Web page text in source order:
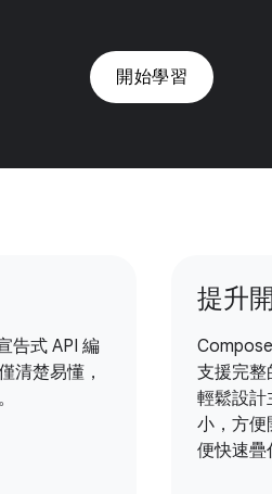
開始學習
告式 API 編
清楚易懂，
提升
支援完整
輕鬆設計
小，方便
便快速疊